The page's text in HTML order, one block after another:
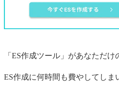
「ES作成ツール」があなただけ
ES作成に何時間も費やしてしま